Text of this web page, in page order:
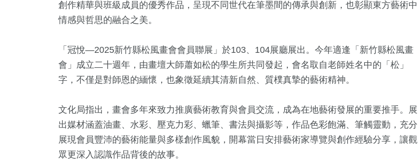
創作精華與班級成員的優秀作品，呈現不同世代在筆墨間的傳承與創新，也彰顯東方藝術中
情感與哲思的融合之美。
「冠悅—2025新竹縣松風畫會會員聯展」於103、104展廳展出。今年適逢「新竹縣松風畫
會」成立二十週年，由畫壇大師蕭如松的學生所共同發起，會名取自老師姓名中的「松」
字，不僅是對師恩的緬懷，也象徵延續其清新自然、質樸真摯的藝術精神。
文化局指出，畫會多年來致力推廣藝術教育與會員交流，成為在地藝術發展的重要推手。展
出媒材涵蓋油畫、水彩、壓克力彩、蠟筆、書法與攝影等，作品色彩飽滿、筆觸靈動，充分
展現會員豐沛的藝術能量與多樣創作風貌，開幕當日安排藝術家導覽與創作經驗分享，讓觀
眾更深入認識作品背後的故事。